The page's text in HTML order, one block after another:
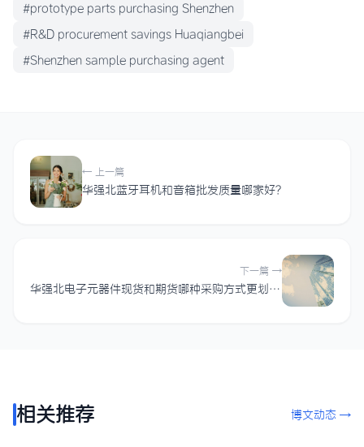
#prototype parts purchasing Shenzhen
#R&D procurement savings Huaqiangbei
#Shenzhen sample purchasing agent
← 上一篇
华强北蓝牙耳机和音箱批发质量哪家好？
下一篇 →
华强北电子元器件现货和期货哪种采购方式更划算？
相关推荐 博文动态 →